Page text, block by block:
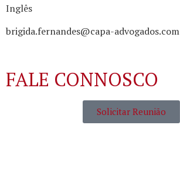
Inglês
brigida.fernandes@capa-advogados.com
FALE CONNOSCO
Solicitar Reunião